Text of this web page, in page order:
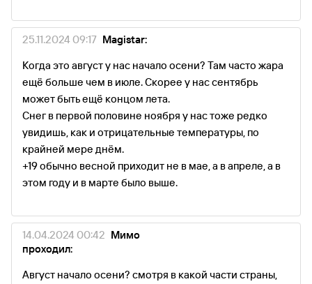
25.11.2024 09:17 Magistar:
Когда это август у нас начало осени? Там часто жара
ещё больше чем в июле. Скорее у нас сентябрь
может быть ещё концом лета.
Снег в первой половине ноября у нас тоже редко
увидишь, как и отрицательные температуры, по
крайней мере днём.
+19 обычно весной приходит не в мае, а в апреле, а в
этом году и в марте было выше.
14.04.2024 00:42 Мимо
проходил:
Август начало осени? смотря в какой части страны,